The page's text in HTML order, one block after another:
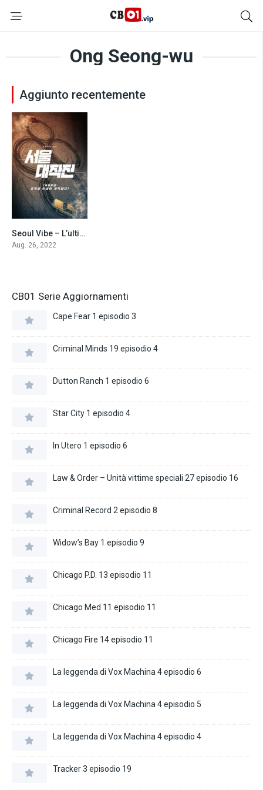
Ong Seong-wu
Aggiunto recentemente
9.8Seoul Vibe – L’ultimo inseguimento (2022)
Aug. 26, 2022
CB01 Serie Aggiornamenti
Cape Fear 1 episodio 3
Criminal Minds 19 episodio 4
Dutton Ranch 1 episodio 6
Star City 1 episodio 4
In Utero 1 episodio 6
Law & Order – Unità vittime speciali 27 episodio 16
Criminal Record 2 episodio 8
Widow’s Bay 1 episodio 9
Chicago P.D. 13 episodio 11
Chicago Med 11 episodio 11
Chicago Fire 14 episodio 11
La leggenda di Vox Machina 4 episodio 6
La leggenda di Vox Machina 4 episodio 5
La leggenda di Vox Machina 4 episodio 4
Tracker 3 episodio 19